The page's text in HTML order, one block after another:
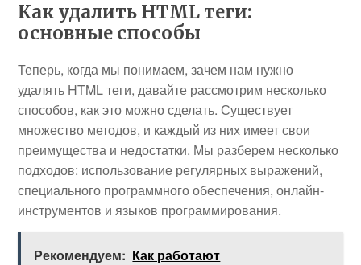
Как удалить HTML теги:
основные способы
Теперь, когда мы понимаем, зачем нам нужно
удалять HTML теги, давайте рассмотрим несколько
способов, как это можно сделать. Существует
множество методов, и каждый из них имеет свои
преимущества и недостатки. Мы разберем несколько
подходов: использование регулярных выражений,
специального программного обеспечения, онлайн-
инструментов и языков программирования.
Рекомендуем: Как работают